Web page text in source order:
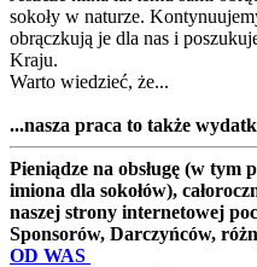
sokoły w naturze.
obrączkują je dla nas i
Kraju.
Warto wiedzieć, że...
...nasza praca to także
Pieniądze na obsługę (w
imiona dla sokołów),
naszej strony internetowej
Sponsorów, Darczyńców,
OD WAS